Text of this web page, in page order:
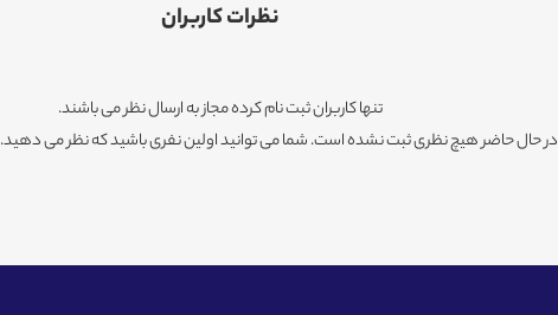
نظرات کاربران
تنها کاربران ثبت نام کرده مجاز به ارسال نظر می باشند.
در حال حاضر هیچ نظری ثبت نشده است. شما می توانید اولین نفری باشید که نظر می دهید.